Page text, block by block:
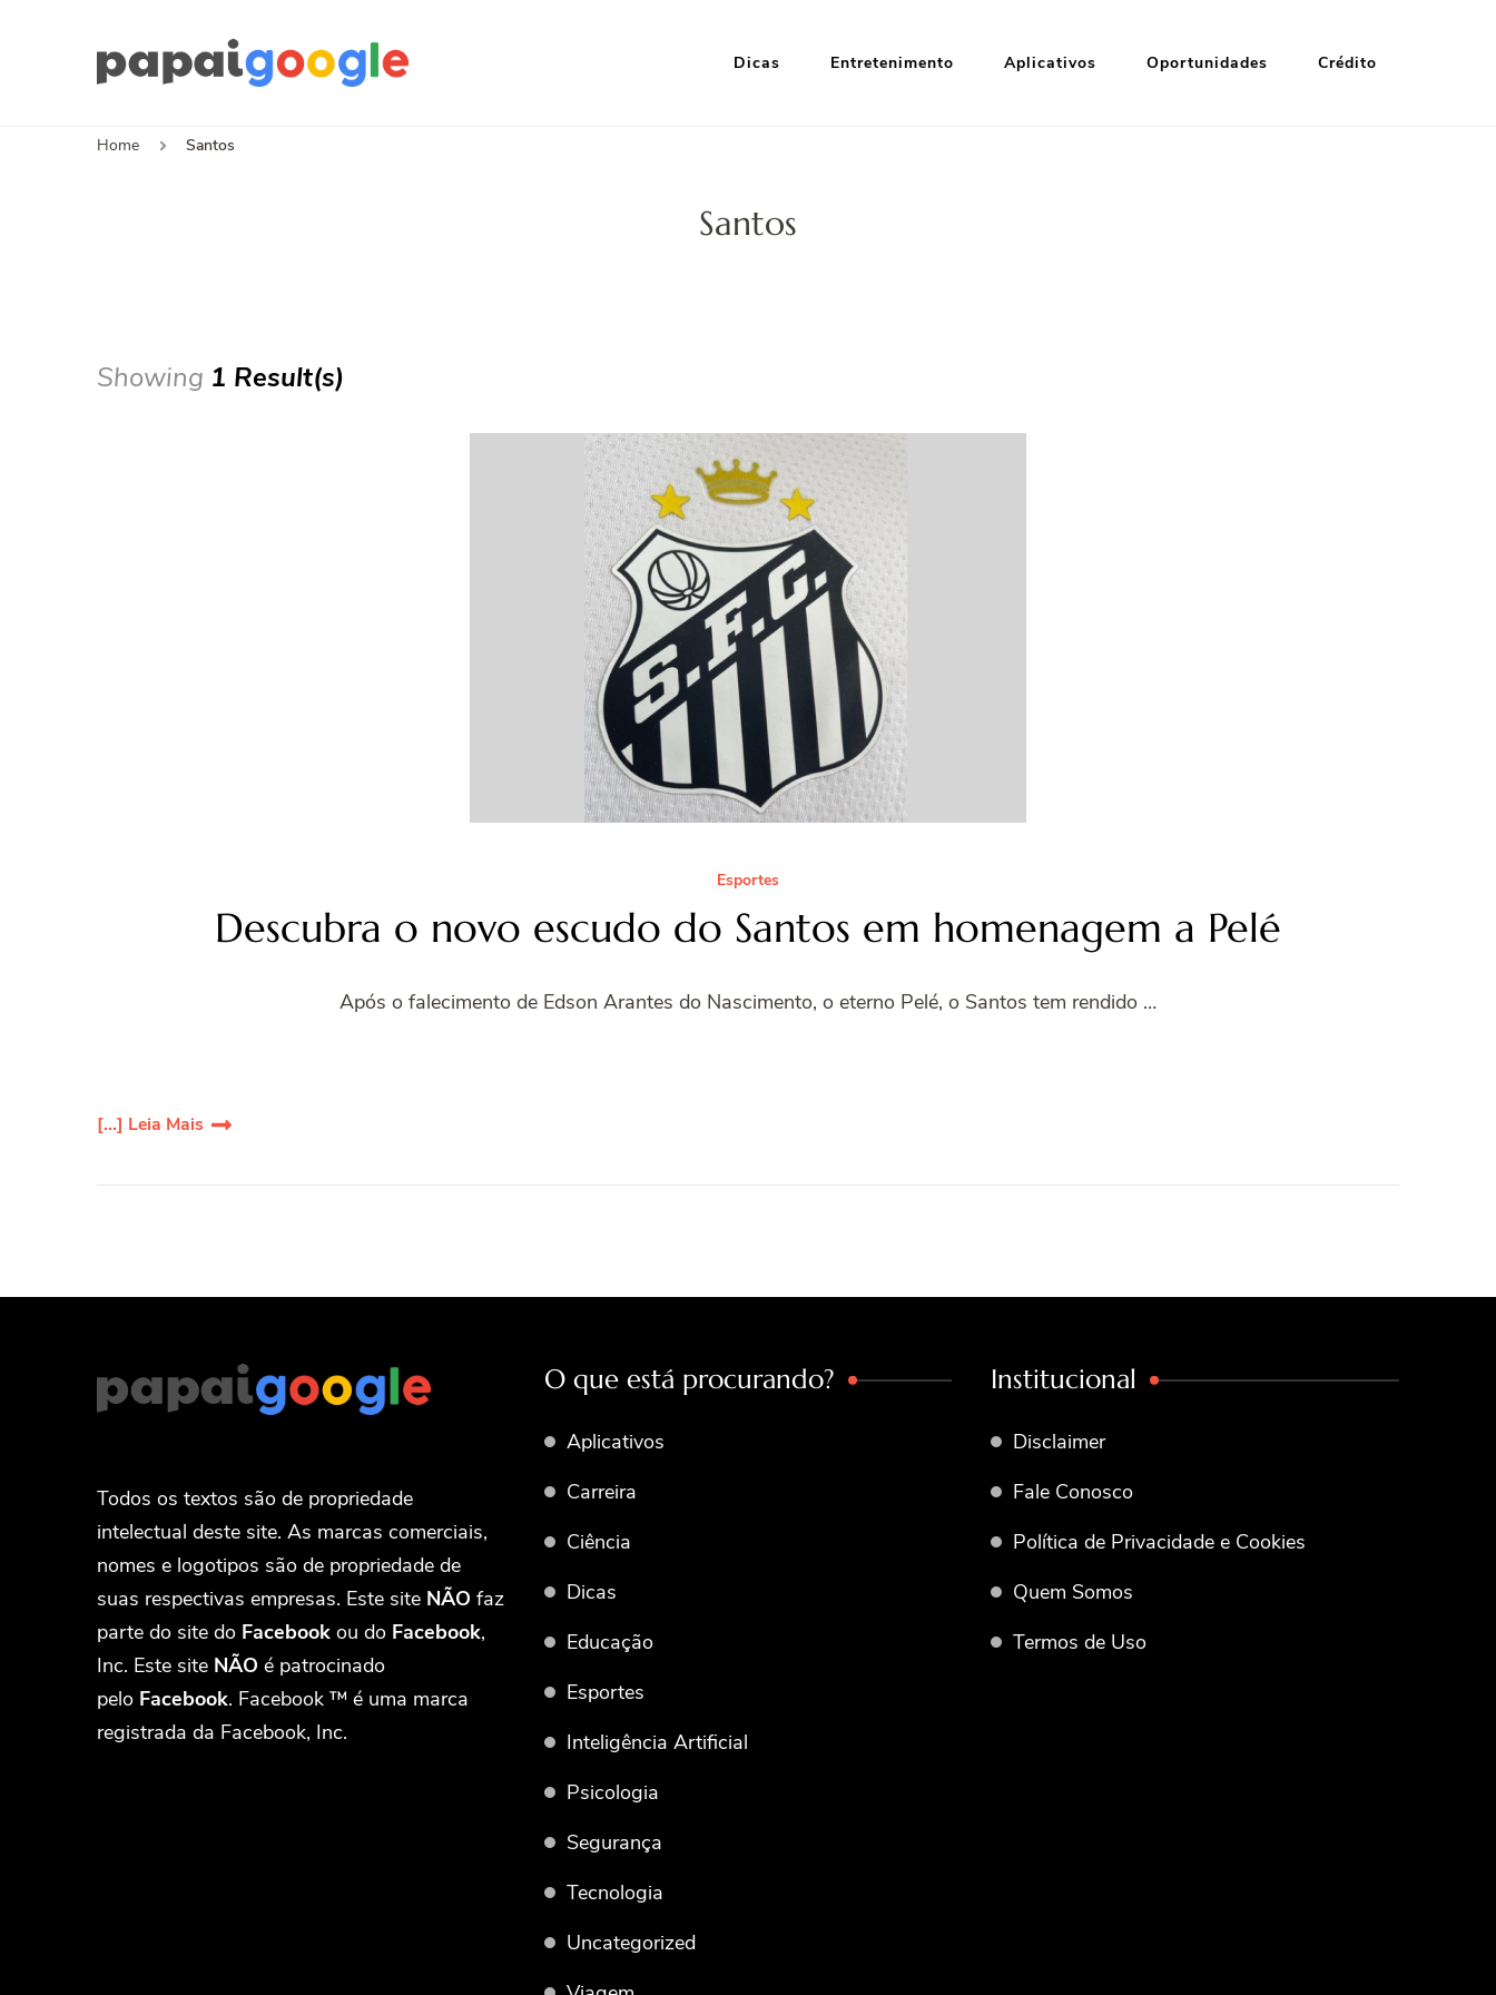
Dicas Entretenimento Aplicativos Oportunidades Crédito
Home Santos
Santos
Showing 1 Result(s)
Esportes
Descubra o novo escudo do Santos em homenagem a Pelé
Após o falecimento de Edson Arantes do Nascimento, o eterno Pelé, o Santos tem rendido …
[...] Leia Mais
Todos os textos são de propriedade
intelectual deste site. As marcas comerciais,
nomes e logotipos são de propriedade de
suas respectivas empresas. Este site NÃO faz
parte do site do Facebook ou do Facebook,
Inc. Este site NÃO é patrocinado
pelo Facebook. Facebook ™ é uma marca
registrada da Facebook, Inc.
O que está procurando?
Aplicativos
Carreira
Ciência
Dicas
Educação
Esportes
Inteligência Artificial
Psicologia
Segurança
Tecnologia
Uncategorized
Institucional
Disclaimer
Fale Conosco
Política de Privacidade e Cookies
Quem Somos
Termos de Uso